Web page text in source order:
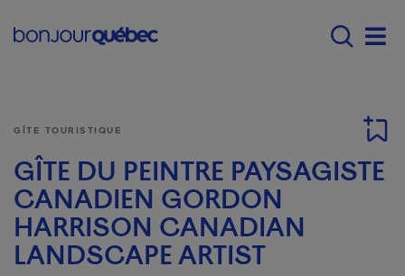
Main navigation -
GÎTE TOURISTIQUE
GÎTE DU PEINTRE PAYSAGISTE
CANADIEN GORDON
HARRISON CANADIAN
LANDSCAPE ARTIST